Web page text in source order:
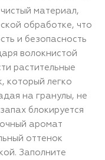
материал,
обработке, что
и безопасность
волокнистой
растительные
который легко
на гранулы, не
блокируется
аромат
оттенок
Заполните